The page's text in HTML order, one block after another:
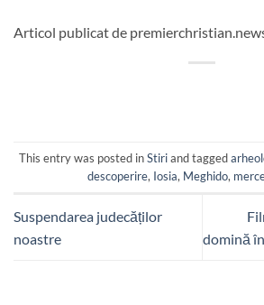
Articol publicat de
This entry was posted inStiriand tagged
descoperire, Iosia, Meghido,
Suspendarea judecăților
noastre
domină